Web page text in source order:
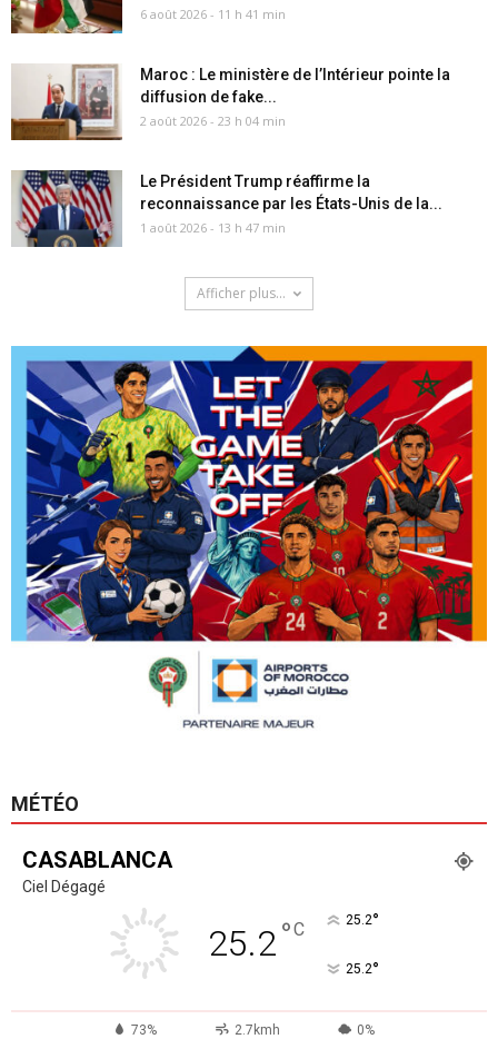
6 août 2026 - 11 h 41 min
Maroc : Le ministère de l’Intérieur pointe la
diffusion de fake...
2 août 2026 - 23 h 04 min
Le Président Trump réaffirme la
reconnaissance par les États-Unis de la...
1 août 2026 - 13 h 47 min
Afficher plus...
MÉTÉO
CASABLANCA
Ciel Dégagé
25.2°C 25.2°
25.2°
73% 2.7kmh 0%